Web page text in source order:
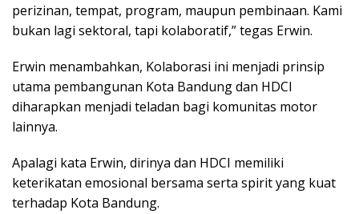
perizinan, tempat, program, maupun pembinaan. Kami
bukan lagi sektoral, tapi kolaboratif,” tegas Erwin.
Erwin menambahkan, Kolaborasi ini menjadi prinsip
utama pembangunan Kota Bandung dan HDCI
diharapkan menjadi teladan bagi komunitas motor
lainnya.
Apalagi kata Erwin, dirinya dan HDCI memiliki
keterikatan emosional bersama serta spirit yang kuat
terhadap Kota Bandung.